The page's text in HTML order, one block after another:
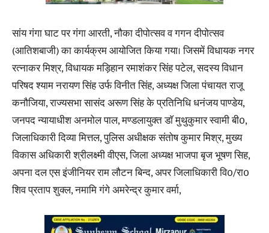
सांय गंगा घाट पर गंगा आरती, नौका दीपोत्सव व गगन दीपोत्सव
(आतिशबाजी) का कार्यक्रम आयोजित किया गया। जिसमें विधायक नगर
रत्नाकर मिश्र, विधायक मड़िहान रमाशंकर सिंह पटेल, सदस्य विधान
परिषद श्याम नरायण सिंह उर्फ विनीत सिंह, अध्यक्ष जिला पंचायत राजू
कनौजिया, राज्यसभा सासंद अरूण सिंह के प्रतिनिधि धनंजय पाण्डेय,
जनपद न्यायाधीश अनमोल पाल, मण्डलायुक्त डाॅ मुथुकुमार स्वामी बी0,
जिलाधिकारी दिव्या मित्तल, पुलिस अधीक्षक संतोष कुमार मिश्र, मुख्य
विकास अधिकारी श्रीलक्ष्मी वीएस, जिला अध्यक्ष भाजपा बृज भूषण सिह,
अपना दल एस इंजीनियर राम लौटन बिन्द, अपर जिलाधिकारी वि0/रा0
शिव प्रताप शुक्ल, नमामि गंगे अमरेन्द्र कुमार वर्मा,